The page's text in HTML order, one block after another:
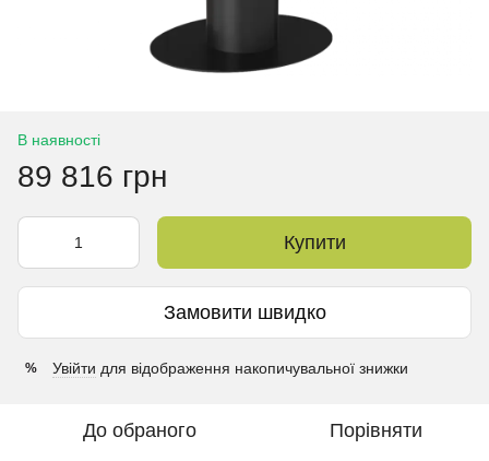
В наявності
89 816 грн
Купити
Замовити швидко
% Увійти для відображення накопичувальної знижки
До обраного Порівняти